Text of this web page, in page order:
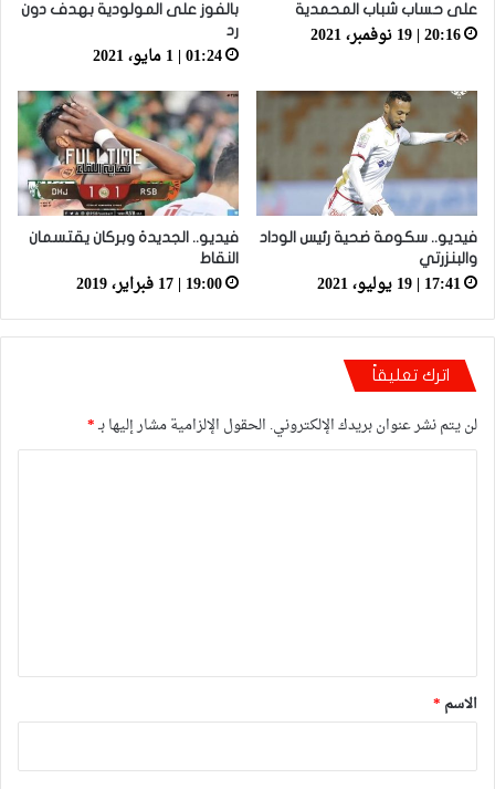
على حساب شباب المحمدية
20:16 | 19 نوفمبر، 2021
بالفوز على المولودية بهدف دون
رد
01:24 | 1 مايو، 2021
فيديو.. سكومة ضحية رئيس الوداد
والبنزرتي
17:41 | 19 يوليو، 2021
فيديو.. الجديدة وبركان يقتسمان
النقاط
19:00 | 17 فبراير، 2019
اترك تعليقاً
لن يتم نشر عنوان بريدك الإلكتروني. الحقول الإلزامية مشار إليها بـ*
*
الاسم *